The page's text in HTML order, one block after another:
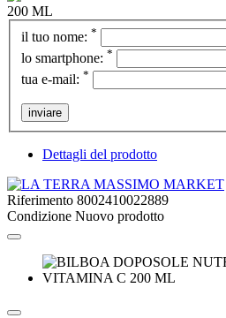
il tuo nome: *
lo smartphone: *
tua e-mail: *
inviare
Dettagli del prodotto
Riferimento 8002410022889
Condizione Nuovo prodotto